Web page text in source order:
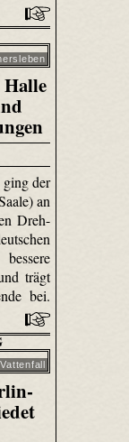
ging der
an
Dreh-
trägt
bei.